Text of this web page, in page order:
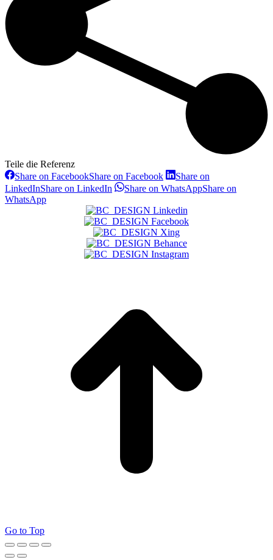
Teile die Referenz
Share on FacebookShare on Facebook
Share on
LinkedInShare on LinkedIn Share on WhatsAppShare on
WhatsApp
Go to Top